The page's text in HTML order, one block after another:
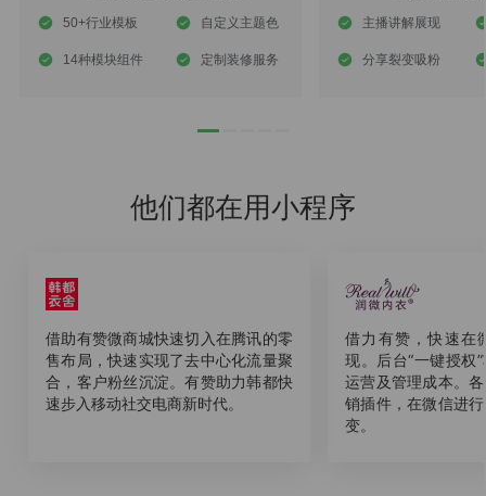
50+行业模板 自定义主题色
14种模块组件 定制装修服务
主播讲解展现
分享裂变吸粉
他们都在用小程序
借助有赞微商城快速切入在腾讯的零
售布局，快速实现了去中心化流量聚
合，客户粉丝沉淀。有赞助力韩都快
速步入移动社交电商新时代。
借力有赞，快速在
现。后台“一键授权
运营及管理成本。
销插件，在微信进
变。